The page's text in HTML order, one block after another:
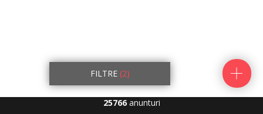
FILTRE (2)
25766anunturi